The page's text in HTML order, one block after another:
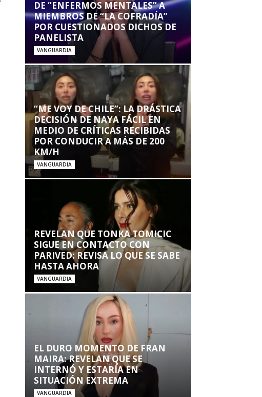
DE “ENFERMOS MENTALES” A
MIEMBROS DE “LA COFRADÍA”
POR CUESTIONADOS DICHOS DE
PANELISTA
VANGUARDIA
“ME VOY DE CHILE”: LA DRÁSTICA
DECISIÓN DE NAYA FÁCIL EN
MEDIO DE CRÍTICAS RECIBIDAS
POR CONDUCIR A MÁS DE 200
KM/H
VANGUARDIA
REVELAN QUE TONKA TOMICIC
SIGUE EN CONTACTO CON
PARIVED: REVISA LO QUE SE SABE
HASTA AHORA
VANGUARDIA
EL DURO MOMENTO DE FRAN
MAIRA: REVELAN QUE SE
INTERNÓ Y ESTARÍA EN
SITUACIÓN EXTREMA
VANGUARDIA